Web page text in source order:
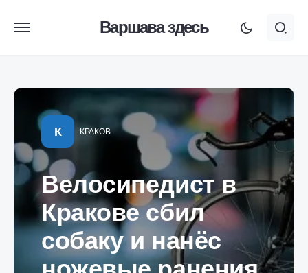
Варшава здесь
К КРАКОВ
Велосипедист в
Кракове сбил
собаку и нанёс